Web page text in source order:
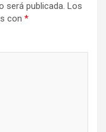
será publicada. Los
con *